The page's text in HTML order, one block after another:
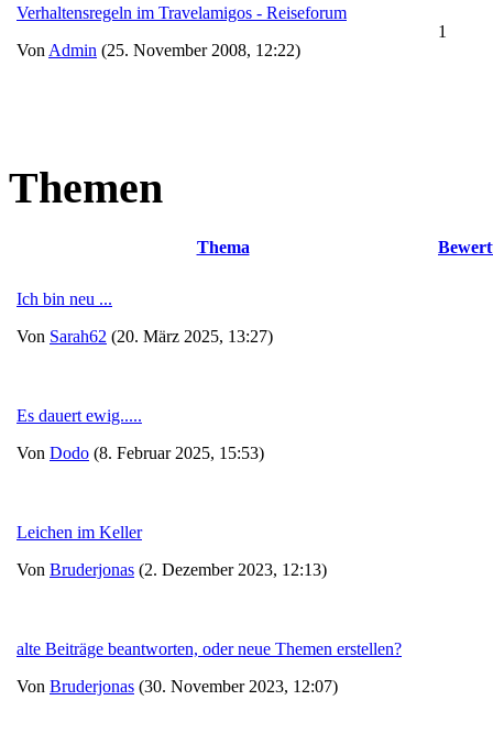
Verhaltensregeln im Travelamigos - Reiseforum
Von Admin (25. November 2008, 12:22)
1
Themen
Thema
Ich bin neu ...
Von Sarah62 (20. März 2025, 13:27)
Es dauert ewig.....
Von Dodo (8. Februar 2025, 15:53)
Leichen im Keller
Von Bruderjonas (2. Dezember 2023, 12:13)
alte Beiträge beantworten, oder neue Themen erstellen?
Von Bruderjonas (30. November 2023, 12:07)